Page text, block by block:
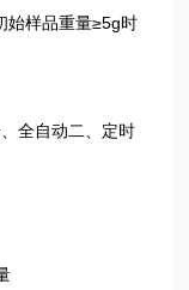
始样品重量≥5g时
全自动二、定时